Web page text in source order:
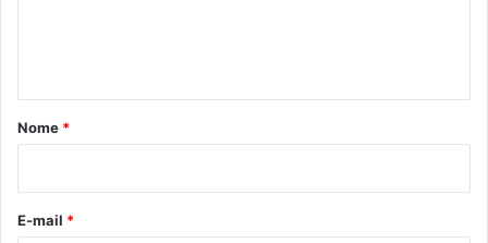
r
*
Nome *
E-mail *